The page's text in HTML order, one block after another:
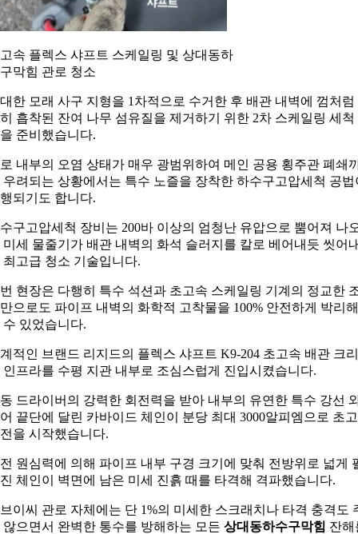
속 플렉스 샤프트 스케일링 및 상대동하
막힘 관로 청소
한 모래 사구 지형을 1차적으로 수거한 후 배관 내벽에 껌처럼
흡착된 잔여 나무 섬유질을 제거하기 위한 2차 스케일링 세척
준비했습니다.
내부의 오염 상태가 매우 광범위하여 메인 공용 횡주관 폐쇄
우려되는 상황에서는 특수 노즐을 장착한 하수구고압세척 공법
되기도 합니다.
구고압세척 장비는 200바 이상의 엄청난 유압으로 뿜어져 나
미세 물줄기가 배관 내벽의 화석 슬러지를 칼로 베어내듯 씻어
최고급 청소 기술입니다.
현장은 다행히 특수 석션과 초고속 스케일링 기계의 정교한
으로도 파이프 내벽의 화학적 고착물을 100% 안전하게 박리해
수 있었습니다.
적인 브랜드 리지드의 플렉스 샤프트 K9-204 초고속 배관 크리
인프라를 수평 지관 내부로 조심스럽게 진입시켰습니다.
드라이버의 강력한 회전력을 받아 내부의 유연한 특수 강선
끝단에 달린 카바이드 체인이 분당 최대 3000알피엠으로 초
을 시작했습니다.
원심력에 의해 파이프 내부 구경 크기에 맞춰 전방위로 넓게
체인이 벽면에 남은 미세 진흙 때를 타격해 격파했습니다.
이씨 관로 자체에는 단 1%의 미세한 스크래치나 타격 충격도
않으면서 완벽한 통수를 방해하는 모든 상대동하수구막힘 잔해